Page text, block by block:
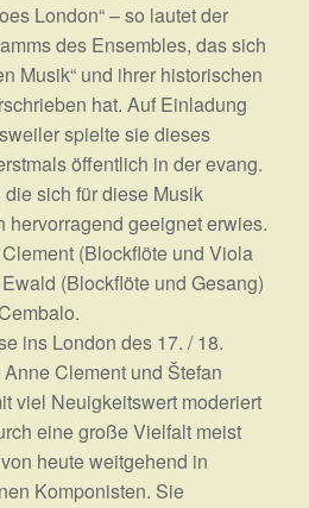
London“ – so lautet der
des Ensembles, das sich
Musik“ und ihrer historischen
hat. Auf Einladung
spielte sie dieses
öffentlich in der evang.
sich für diese Musik
hervorragend geeignet erwies.
(Blockflöte und Viola
(Blockflöte und Gesang)
ins London des 17. / 18.
Clement und Štefan
viel Neuigkeitswert moderiert
eine große Vielfalt meist
heute weitgehend in
Komponisten. Sie